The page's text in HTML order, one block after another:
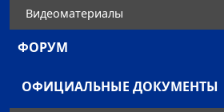
Видеоматериалы
ФОРУМ
ОФИЦИАЛЬНЫЕ ДОКУМЕНТЫ